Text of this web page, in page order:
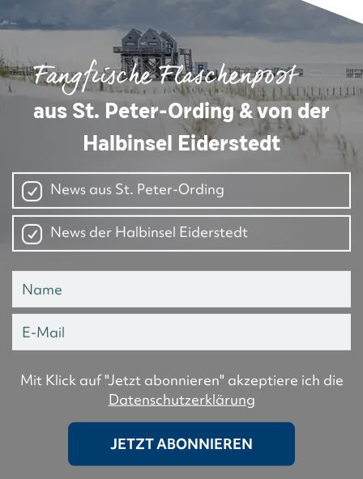
Fangfrische Flaschenpost
aus St. Peter-Ording & von der
Halbinsel Eiderstedt
News aus St. Peter-Ording
News der Halbinsel Eiderstedt
Mit Klick auf "Jetzt abonnieren" akzeptiere ich die
Datenschutzerklärung